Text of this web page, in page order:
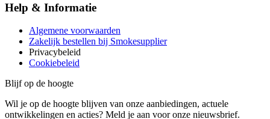
Help & Informatie
Algemene voorwaarden
Zakelijk bestellen bij Smokesupplier
Privacybeleid
Cookiebeleid
Blijf op de hoogte
Wil je op de hoogte blijven van onze aanbiedingen, actuele
ontwikkelingen en acties? Meld je aan voor onze nieuwsbrief.